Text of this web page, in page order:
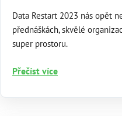
Data Restart 2023 nás opět
přednáškách, skvělé
super prostoru.
Data
2023
Přečíst více